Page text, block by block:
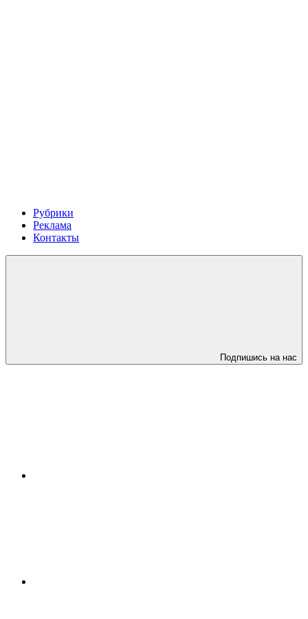
Рубрики
Реклама
Контакты
Подпишись на нас